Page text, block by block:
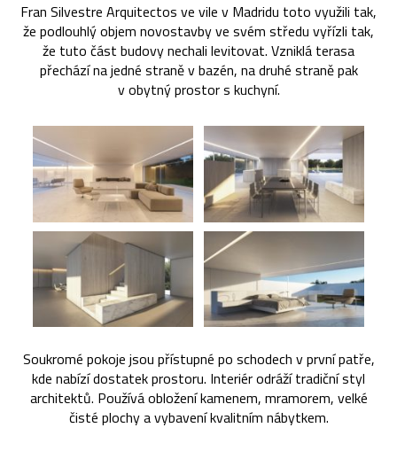
Fran Silvestre Arquitectos ve vile v Madridu toto využili tak,
že podlouhlý objem novostavby ve svém středu vyřízli tak,
že tuto část budovy nechali levitovat. Vzniklá terasa
přechází na jedné straně v bazén, na druhé straně pak
v obytný prostor s kuchyní.
Soukromé pokoje jsou přístupné po schodech v první patře,
kde nabízí dostatek prostoru. Interiér odráží tradiční styl
architektů. Používá obložení kamenem, mramorem, velké
čisté plochy a vybavení kvalitním nábytkem.